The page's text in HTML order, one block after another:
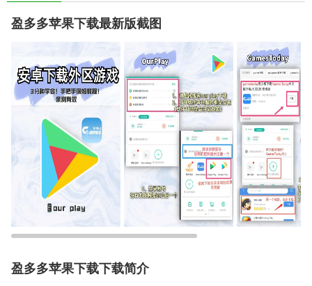
盈多多苹果下载最新版截图
盈多多苹果下载下载简介